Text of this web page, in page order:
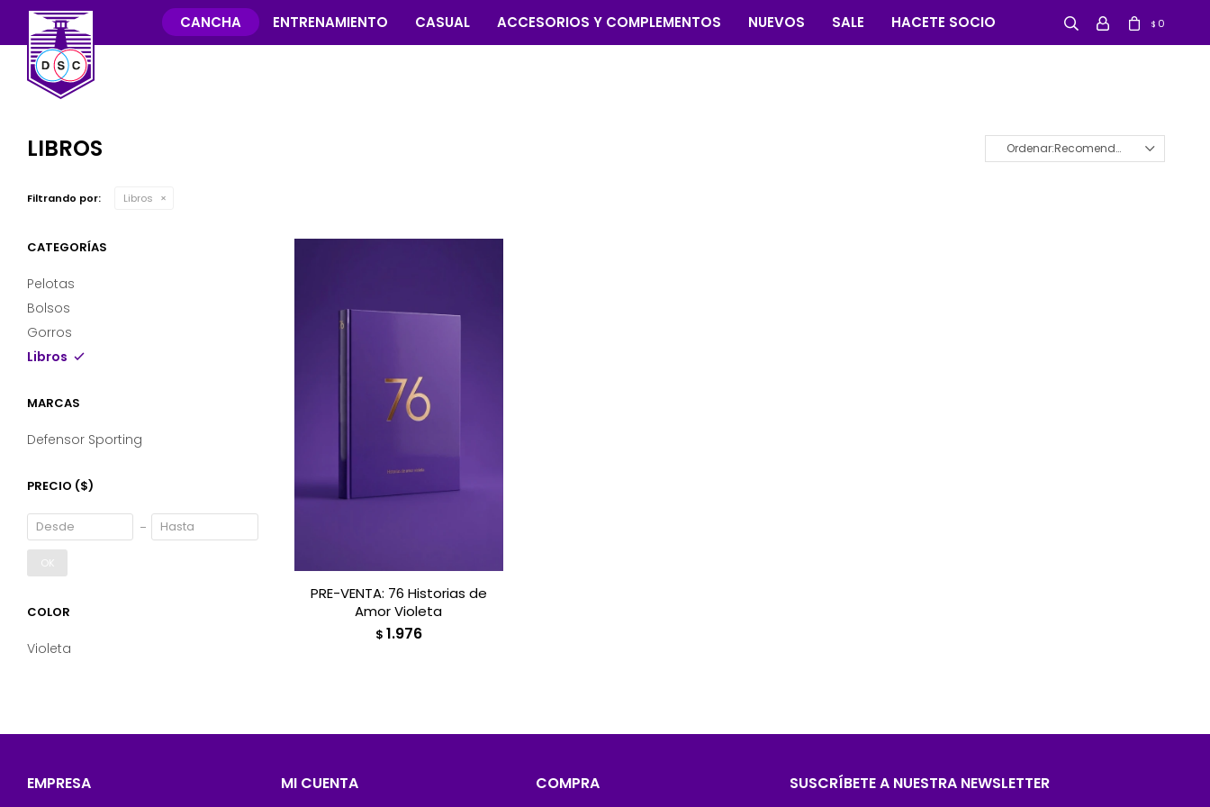
CANCHA ENTRENAMIENTO CASUAL ACCESORIOS Y COMPLEMENTOS NUEVOS SALE HACETE SOCIO $ 0
LIBROS Recomendados
Filtrando por: Libros
PRE-VENTA: 76 Historias de
Amor Violeta
$ 1.976
CATEGORÍAS
Pelotas
Bolsos
Gorros
Libros
MARCAS
Defensor Sporting
PRECIO ($)
OK
COLOR
Violeta
SUSCRÍBETE A NUESTRA NEWSLETTER
EMPRESA MI CUENTA COMPRA